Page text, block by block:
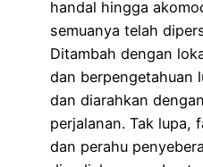
handal hingga
semuanya telah
Ditambah dengan
dan berpengetahuan
dan diarahkan
perjalanan. Tak lupa,
dan perahu